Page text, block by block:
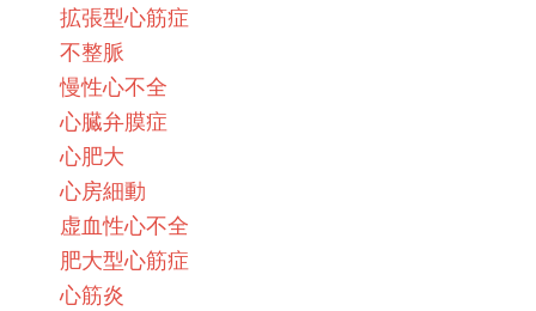
拡張型心筋症
不整脈
慢性心不全
心臓弁膜症
心肥大
心房細動
虚血性心不全
肥大型心筋症
心筋炎